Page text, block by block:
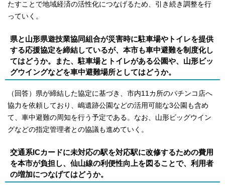
たすことで地域経済の活性化につなげるため、引き続き調整を行
っていく。
県と山形県遊技業協同組合が災害時に駐車場やトイレを提供
する応援協定を締結しているが、本市も車中避難を制度化し
てはどうか。また、駐車場とトイレがある公園や、山形ビッ
グウイングなどを車中避難場所としてはどうか。
（回答）県が締結した協定に基づき、市内11カ所のパチンコ店へ
協力を依頼しており、嶋遺跡公園などの活用可能な3公園も含め
て、車中避難の周知を行う予定である。なお、山形ビッグウイン
グなどの指定管理者との協議も進めていく。
交通系ICカードに未対応の駅を対応駅に改修するための費用
を本市が負担し、仙山線の利便性向上を図ることで、利用者
の増加につなげてはどうか。